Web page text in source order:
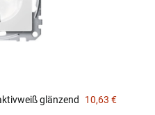
glänzend 10,63 €